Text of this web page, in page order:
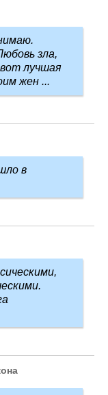
зла,
лучшая
жен ...
в